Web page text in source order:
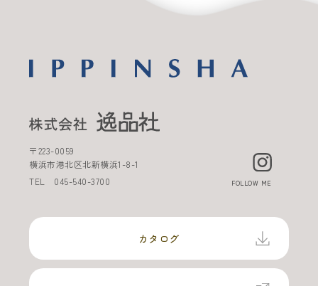
〒223-0059
横浜市港北区北新横浜1-8-1
TEL 045-540-3700 FOLLOW ME
カタログ